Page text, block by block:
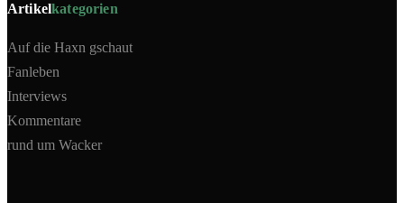
Artikelkategorien
Auf die Haxn gschaut
Fanleben
Interviews
Kommentare
rund um Wacker